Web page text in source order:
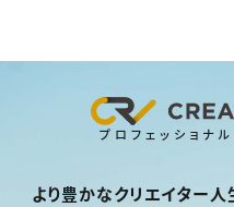
プロフェッショナ
より豊かなクリエイター人